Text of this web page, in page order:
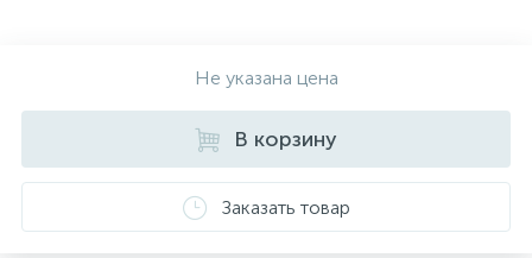
проба. К каждому ювелирному украшению
прилагаются бирка с указанием всех
параметров.*Цвета изделий на сайте могут
незначительно отличаться от реальных из-за
особенностей цветопередачи экрана
Не указана цена
В корзину
Заказать товар